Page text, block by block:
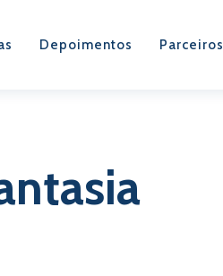
Depoimentos Parceiros